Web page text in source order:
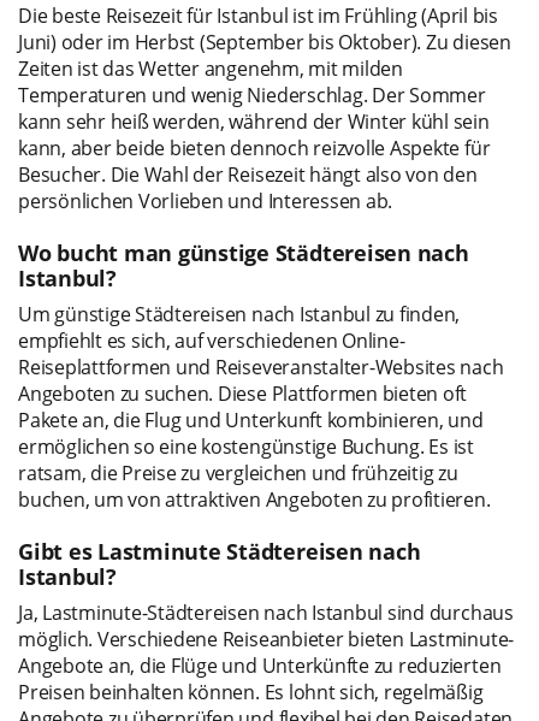
Die beste Reisezeit für Istanbul ist im Frühling (April bis
Juni) oder im Herbst (September bis Oktober). Zu diesen
Zeiten ist das Wetter angenehm, mit milden
Temperaturen und wenig Niederschlag. Der Sommer
kann sehr heiß werden, während der Winter kühl sein
kann, aber beide bieten dennoch reizvolle Aspekte für
Besucher. Die Wahl der Reisezeit hängt also von den
persönlichen Vorlieben und Interessen ab.
Wo bucht man günstige Städtereisen nach
Istanbul?
Um günstige Städtereisen nach Istanbul zu finden,
empfiehlt es sich, auf verschiedenen Online-
Reiseplattformen und Reiseveranstalter-Websites nach
Angeboten zu suchen. Diese Plattformen bieten oft
Pakete an, die Flug und Unterkunft kombinieren, und
ermöglichen so eine kostengünstige Buchung. Es ist
ratsam, die Preise zu vergleichen und frühzeitig zu
buchen, um von attraktiven Angeboten zu profitieren.
Gibt es Lastminute Städtereisen nach
Istanbul?
Ja, Lastminute-Städtereisen nach Istanbul sind durchaus
möglich. Verschiedene Reiseanbieter bieten Lastminute-
Angebote an, die Flüge und Unterkünfte zu reduzierten
Preisen beinhalten können. Es lohnt sich, regelmäßig